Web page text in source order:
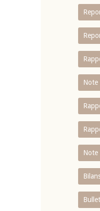
Note
Note